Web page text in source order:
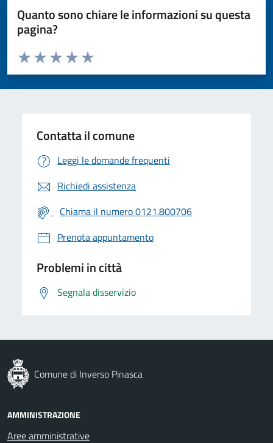
Quanto sono chiare le informazioni su questa
pagina?
Valuta da 1 a 5 stelle la pagina
Valuta 5 stelle su 5
Valuta 4 stelle su 5
Valuta 3 stelle su 5
Valuta 2 stelle su 5
Valuta 1 stelle su 5
Contatta il comune
Leggi le domande frequenti
Richiedi assistenza
Chiama il numero 0121.800706
Prenota appuntamento
Problemi in città
Segnala disservizio
Comune di Inverso Pinasca
AMMINISTRAZIONE
Aree amministrative